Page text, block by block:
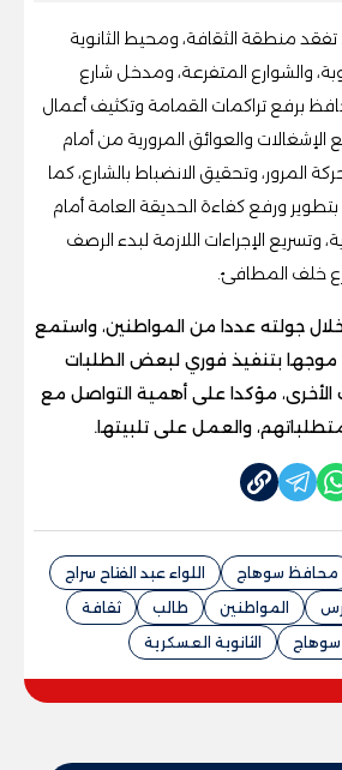
منطقة الثقافة، ومحيط الثانوية
والشوارع المتفرعة، ومدخل شارع
برفع تراكمات القمامة وتكثيف أعمال
الإشغالات والعوائق المرورية من أمام
المرور، وتحقيق الانضباط بالشارع، كما
ورفع كفاءة الحديقة العامة أمام
وتسريع الإجراءات اللازمة لبدء الرصف
خلف المطافئ.
جولته عددا من المواطنين، واستمع
موجها بتنفيذ فوري لبعض الطلبات
مؤكدا على أهمية التواصل مع
والعمل على تلبيتها.
محافظ سوهاج
اللواء عبد الفتاح سراج
المواطنين طالب
ثقافة
الثانوية العسكرية